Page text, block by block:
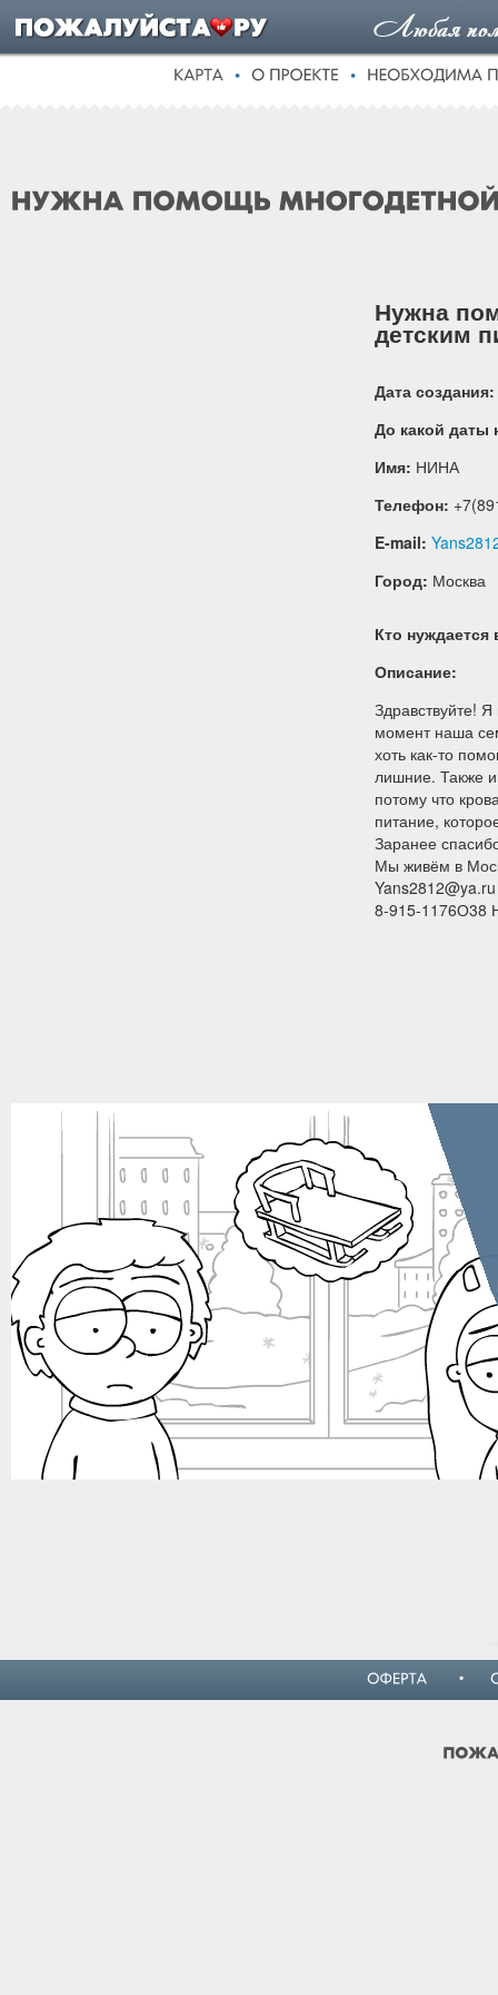
Нужна
детским
Дата создания:
До какой
Имя: НИНА
Телефон:
E-mail:
Город: Москва
Кто
Описание:
Здравствуйте!
момент наша
хоть как-то
лишние. Также
потому что
питание,
Заранее
Мы живём в
Yans2812@ya.ru
8-915-1176О38